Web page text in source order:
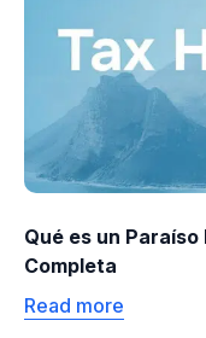
Qué es un Paraíso
Completa
Read more